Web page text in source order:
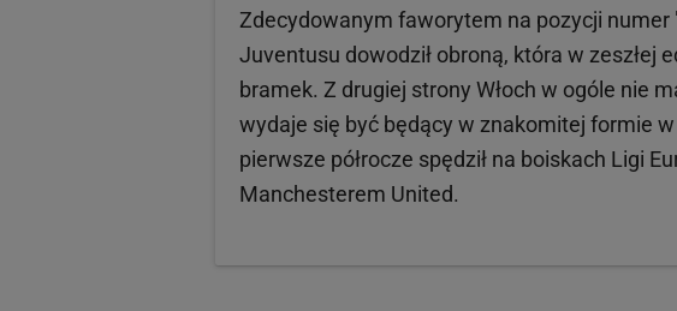
Zdecydowanym faworytem na pozycji numer
Juventusu dowodził obroną, która w zeszłej
bramek. Z drugiej strony Włoch w ogóle nie
wydaje się być będący w znakomitej formie
pierwsze półrocze spędził na boiskach Ligi
Manchesterem United.